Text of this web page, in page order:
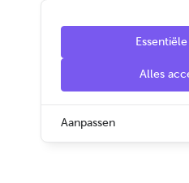
Alles
Aanpassen